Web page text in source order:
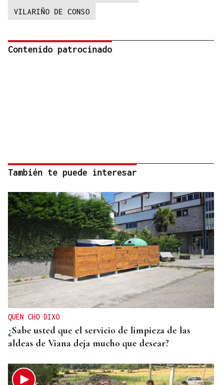
VILARIÑO DE CONSO
Contenido patrocinado
También te puede interesar
QUEN CHO DIXO
¿Sabe usted que el servicio de limpieza de las
aldeas de Viana deja mucho que desear?